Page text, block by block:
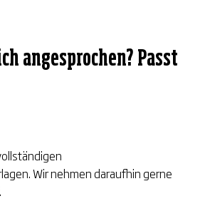
angesprochen? Passt
Wir nehmen daraufhin gerne